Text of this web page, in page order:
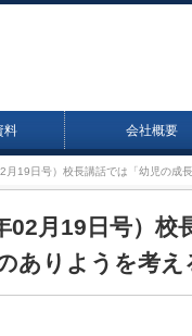
料 会社概要
19日号）校長講話では「幼児の成
02月19日号）校
ありようを考え